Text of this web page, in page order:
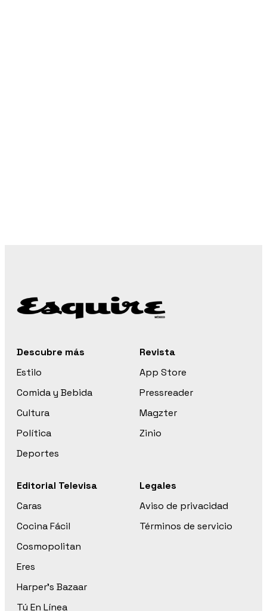
Descubre más
Estilo
Comida y Bebida
Cultura
Política
Deportes
Revista
App Store
Pressreader
Magzter
Zinio
Editorial Televisa
Caras
Cocina Fácil
Cosmopolitan
Eres
Harper’s Bazaar
Tú En Línea
Legales
Aviso de privacidad
Términos de servicio